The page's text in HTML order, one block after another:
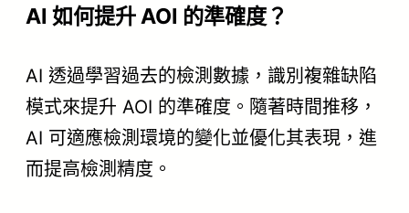
AI 如何提升 AOI 的準確度？
AI 透過學習過去的檢測數據，識別複雜缺陷
模式來提升 AOI 的準確度。隨著時間推移，
AI 可適應檢測環境的變化並優化其表現，進
而提高檢測精度。